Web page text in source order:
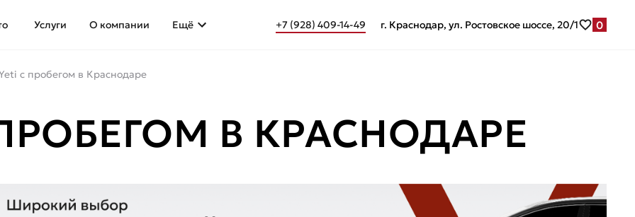
Услуги О компании Ещё +7 (928) 409-14-49 г. Краснодар, ул. Ростовское шоссе, 20/1 0
с пробегом в Краснодаре
ПРОБЕГОМ В КРАСНОДАРЕ